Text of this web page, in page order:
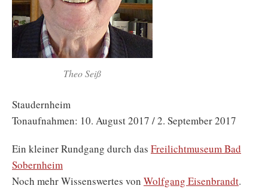
Theo Seiß
Staudernheim
Tonaufnahmen: 10. August 2017 / 2. September 2017
Ein kleiner Rundgang durch das Freilichtmuseum Bad
Sobernheim
Noch mehr Wissenswertes von Wolfgang Eisenbrandt.